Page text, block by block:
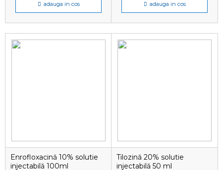
adauga in cos adauga in cos
Enrofloxacină 10% solutie
injectabilă 100ml
Tilozină 20% solutie
injectabilă 50 ml